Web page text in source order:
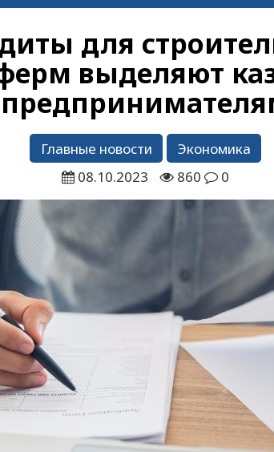
для
выделяют
Главные новости
Экономика
08.10.2023
860 0